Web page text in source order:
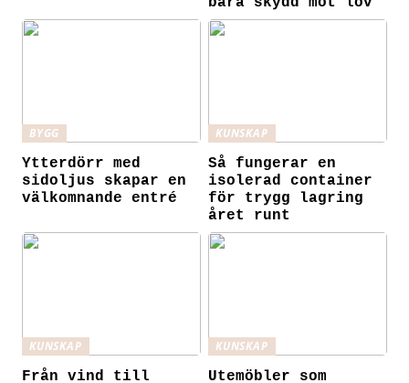
BYGG
Ytterdörr med
sidoljus skapar en
välkomnande entré
KUNSKAP
Så fungerar en
isolerad container
för trygg lagring
året runt
KUNSKAP
Från vind till
KUNSKAP
Utemöbler som